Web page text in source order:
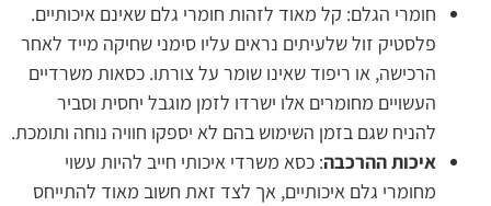
חומרי הגלם: קל מאוד לזהות חומרי גלם שאינם איכותיים.
פלסטיק זול שלעיתים נראים עליו סימני שחיקה מייד לאחר
הרכישה, או ריפוד שאינו שומר על צורתו. כסאות משרדיים
העשויים מחומרים אלו ישרדו לזמן מוגבל יחסית וסביר
להניח שגם בזמן השימוש בהם לא יספקו חוויה נוחה ותומכת.
איכות ההרכבה: כסא משרדי איכותי חייב להיות עשוי
מחומרי גלם איכותיים, אך לצד זאת חשוב מאוד להתייחס